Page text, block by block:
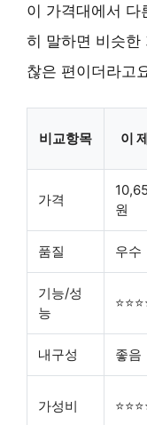
이 가격대에서 다
히 말하면 비슷한
찮은 편이더라고
비교항목 이
가격
원
품질 우수
기능/성
능
내구성 좋음
가성비